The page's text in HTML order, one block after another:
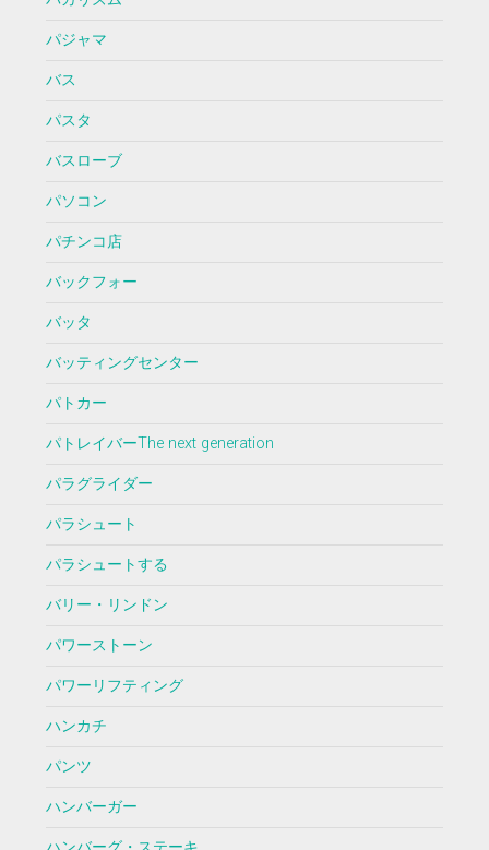
パジャマ
バス
パスタ
バスローブ
パソコン
パチンコ店
バックフォー
バッタ
バッティングセンター
パトカー
パトレイバーThe next generation
パラグライダー
パラシュート
パラシュートする
バリー・リンドン
パワーストーン
パワーリフティング
ハンカチ
パンツ
ハンバーガー